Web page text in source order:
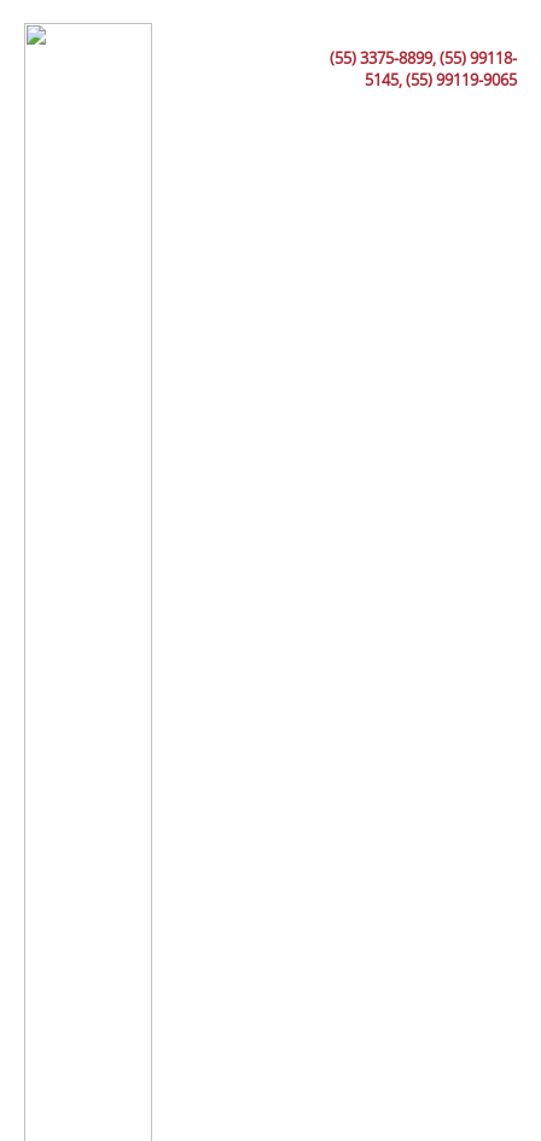
(55) 3375-8899, (55) 99118-
5145, (55) 99119-9065